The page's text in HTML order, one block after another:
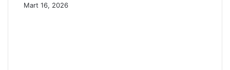
Mart 16, 2026